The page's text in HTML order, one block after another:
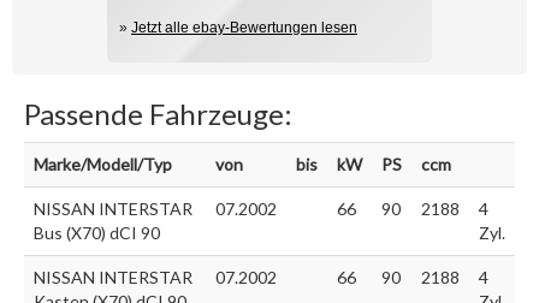
» Jetzt alle ebay-Bewertungen lesen
Passende Fahrzeuge:
Marke/Modell/Typ von bis kW PS ccm
NISSAN INTERSTAR
Bus (X70) dCI 90
07.2002 66 90 2188
4
Zyl.
NISSAN INTERSTAR
07.2002 66 90 2188
4